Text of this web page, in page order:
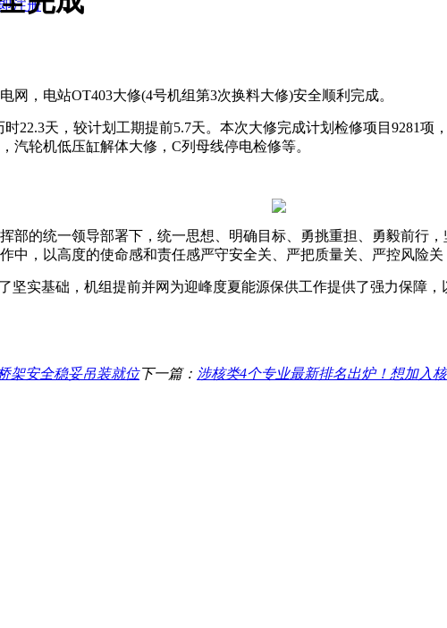
注册
网，电站OT403大修(4号机组第3次换料大修)安全顺利完成。
22.3天，较计划工期提前5.7天。本次大修完成计划检修项目9281
汽轮机低压缸解体大修，C列母线停电检修等。
部的统一领导部署下，统一思想、明确目标、勇挑重担、勇毅前行
中，以高度的使命感和责任感严守安全关、严把质量关、严控风险
坚实基础，机组提前并网为迎峰度夏能源保供工作提供了强力保障，
架安全稳妥吊装就位下一篇： 涉核类4个专业最新排名出炉！想加入